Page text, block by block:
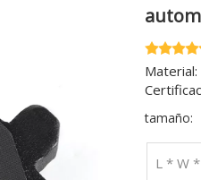
tamaño:
L * W